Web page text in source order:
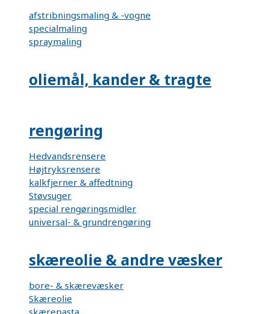
afstribningsmaling & -vogne
specialmaling
spraymaling
oliemål, kander & tragte
rengøring
Hedvandsrensere
Højtryksrensere
kalkfjerner & affedtning
Støvsuger
special rengøringsmidler
universal- & grundrengøring
skæreolie & andre væsker
bore- & skærevæsker
Skæreolie